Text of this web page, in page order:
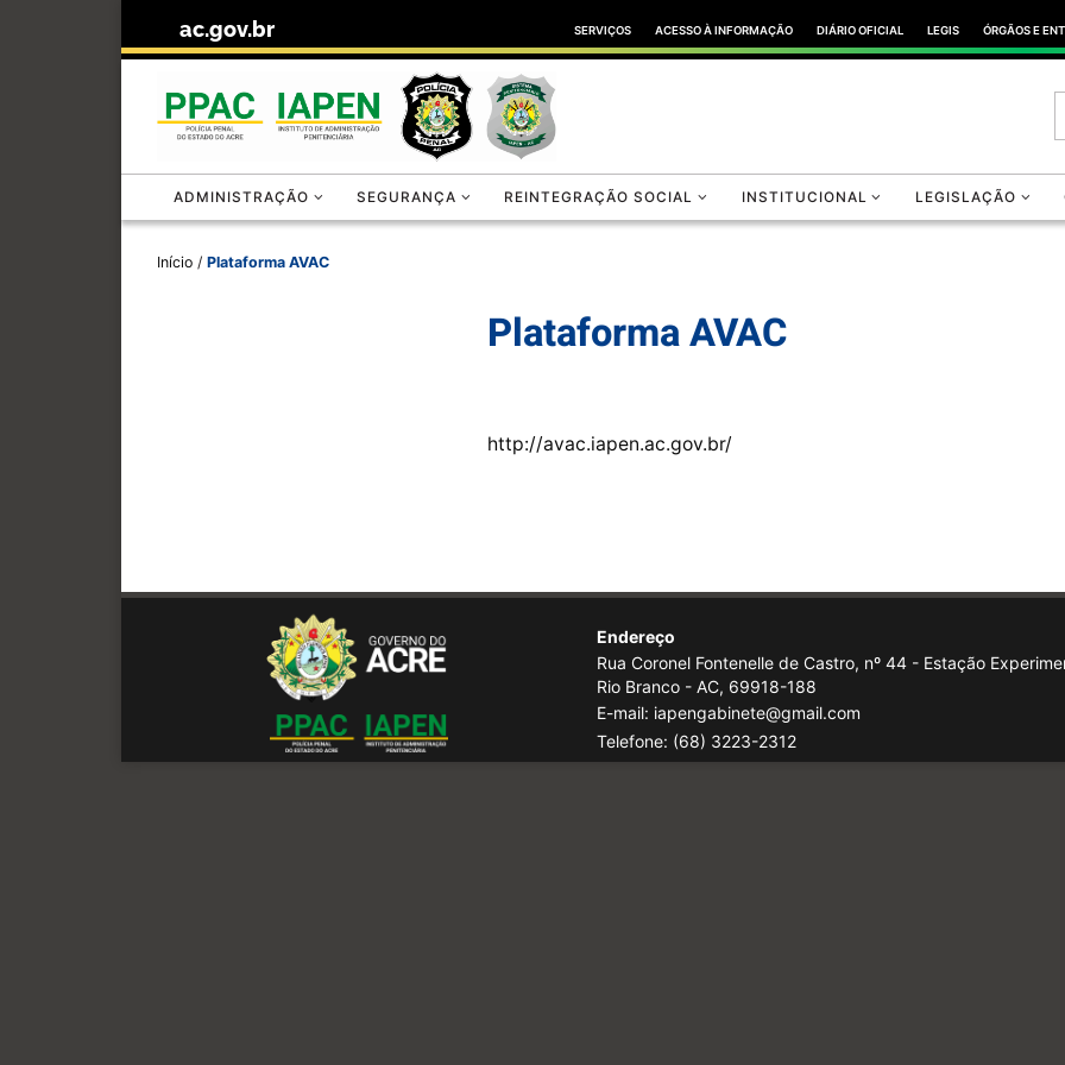
ac.gov.br SERVIÇOS ACESSO À INFORMAÇÃO DIÁRIO OFICIAL LEGIS ÓRGÃOS E
ADMINISTRAÇÃO SEGURANÇA REINTEGRAÇÃO SOCIAL INSTITUCIONAL LEGISLAÇÃO
Início / Plataforma AVAC
Plataforma AVAC
http://avac.iapen.ac.gov.br/
Endereço
Rua Coronel Fontenelle de Castro, nº 44 - Estação
Rio Branco - AC, 69918-188
E-mail: iapengabinete@gmail.com
Telefone: (68) 3223-2312